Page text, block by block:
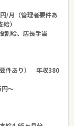
/月（管理者要件あ
）
割給、店長手当
件あり） 年収380
円～